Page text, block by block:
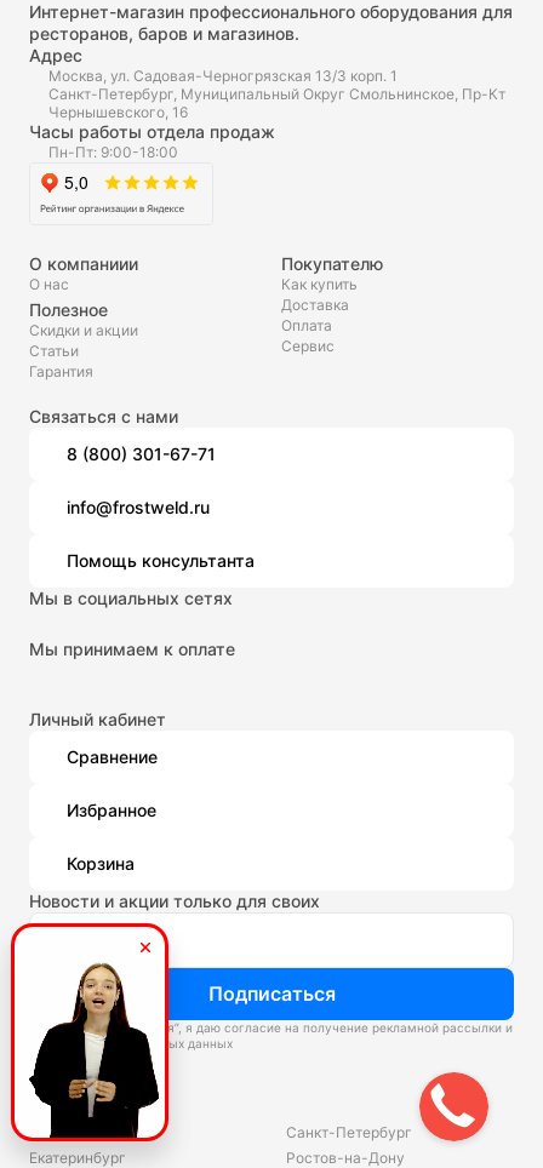
Интернет-магазин профессионального оборудования для
ресторанов, баров и магазинов.
Адрес
Москва, ул. Садовая-Черногрязская 13/3 корп. 1
Санкт-Петербург, Муниципальный Округ Смольнинское, Пр-Кт
Чернышевского, 16
Часы работы отдела продаж
Пн-Пт: 9:00-18:00
О компаниии
О нас
Полезное
Скидки и акции
Статьи
Гарантия
Покупателю
Как купить
Доставка
Оплата
Сервис
Связаться с нами
8 (800) 301-67-71
info@frostweld.ru
Помощь консультанта
Мы в социальных сетях
Мы принимаем к оплате
Личный кабинет
Сравнение
Избранное
Корзина
Новости и акции только для своих
Подписаться
Нажимая “Подписаться”, я даю согласие на получение рекламной рассылки и
обработку персональных данных
Склады
Владивосток
Екатеринбург
Санкт-Петербург
Ростов-на-Дону